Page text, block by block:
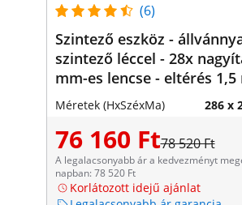
(6)
Szintező eszköz -
szintező léccel - 28x
mm-es lencse - eltérés 1,5
mágneses kompenzátor
Méretek (HxSzéxMa) 286 x
76 160 Ft78 520 Ft
A legalacsonyabb ár a kedvezményt
napban: 78 520 Ft
Korlátozott idejű ajánlat